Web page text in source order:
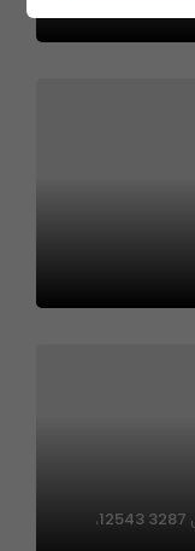
7733 اسلم بن عبدالرحمن ميرك، عرقة، الرياض 12543 3287،